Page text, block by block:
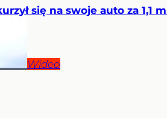
się na swoje auto za 1,1
Wideo